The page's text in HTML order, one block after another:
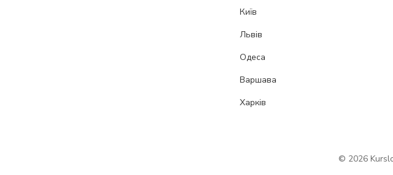
Київ
Львів
Одеса
Варшава
Харків
© 2026